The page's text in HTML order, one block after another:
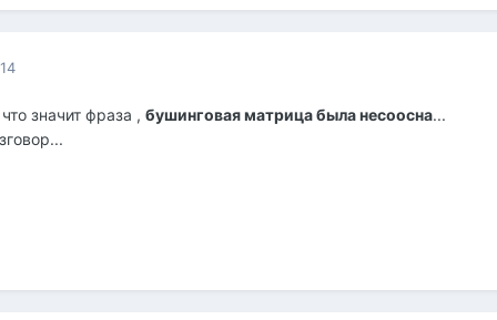
значит фраза ,бушинговая матрица была несоосна...